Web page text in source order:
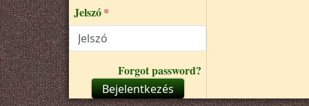
Jelszó
Forgot password?
Bejelentkezés